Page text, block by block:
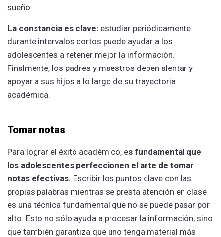
sueño.
La constancia es clave: estudiar periódicamente
durante intervalos cortos puede ayudar a los
adolescentes a retener mejor la información.
Finalmente, los padres y maestros deben alentar y
apoyar a sus hijos a lo largo de su trayectoria
académica.
Tomar notas
Para lograr el éxito académico, es fundamental que
los adolescentes perfeccionen el arte de tomar
notas efectivas. Escribir los puntos clave con las
propias palabras mientras se presta atención en clase
es una técnica fundamental que no se puede pasar por
alto. Esto no sólo ayuda a procesar la información, sino
que también garantiza que uno tenga material más